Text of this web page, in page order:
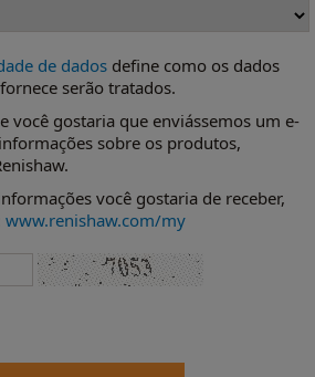
de dados define como os dados
serão tratados.
você gostaria que enviássemos um e-
sobre os produtos,
você gostaria de receber,
www.renishaw.com/my